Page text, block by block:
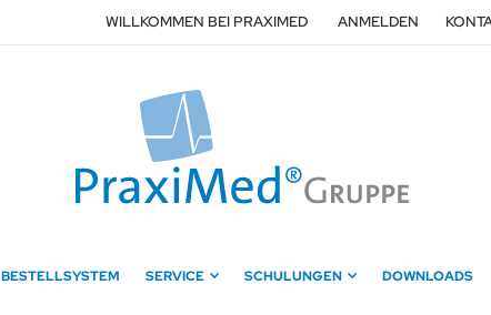
WILLKOMMEN BEI PRAXIMED ANMELDEN
BESTELLSYSTEM SERVICE SCHULUNGEN DOWNLOADS